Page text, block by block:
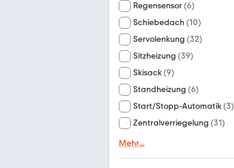
Regensensor(6)
Schiebedach (10)
Servolenkung (32)
Sitzheizung (39)
Skisack(9)
Standheizung (6)
Start/Stopp-Automatik(3)
Zentralverriegelung (31)
Mehr...